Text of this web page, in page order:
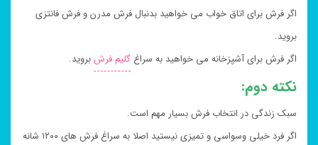
اگر فرش برای اتاق خواب می خواهید بدنبال فرش مدرن و فرش فانتزی
بروید.
اگر فرش برای آشپزخانه می خواهید به سراغ گلیم فرشبروید.
نکته دوم:
سبک زندگی در انتخاب فرش بسیار مهم است.
اگر فرد خیلی وسواسی و تمیزی نیستید اصلا به سراغ فرش های ۱۲۰۰ شانه